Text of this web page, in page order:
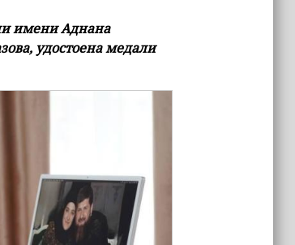
имени Аднана
удостоена медали